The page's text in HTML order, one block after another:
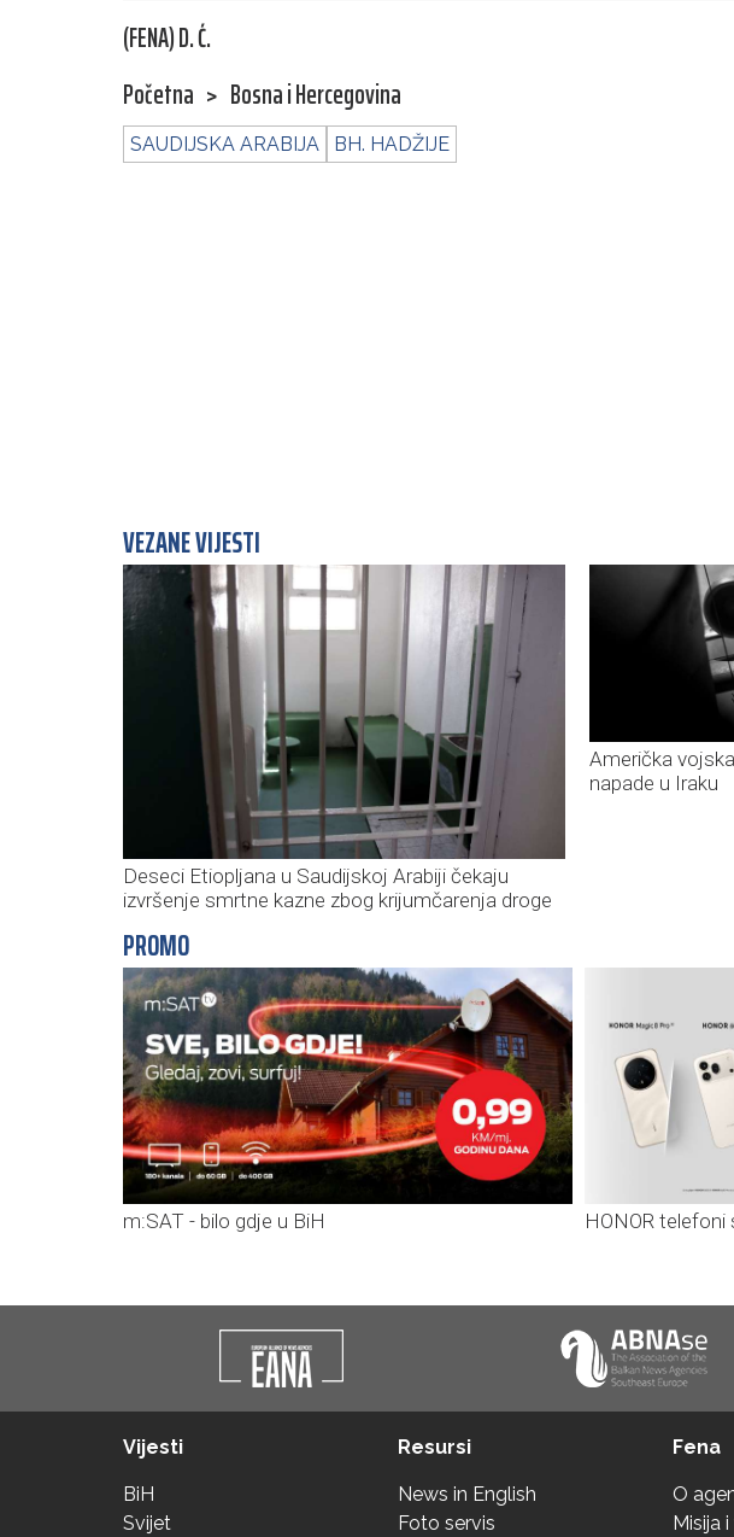
(FENA) D. Ć.
Početna > Bosna i Hercegovina
SAUDIJSKA ARABIJA BH. HADŽIJE
VEZANE VIJESTI
Deseci Etiopljana u Saudijskoj Arabiji čekaju
izvršenje smrtne kazne zbog krijumčarenja droge
Američka
napade u Iraku
PROMO
m:SAT - bilo gdje u BiH HONOR
Vijesti
BiH
Svijet
Resursi
News in English
Foto servis
Fena
O
Misija